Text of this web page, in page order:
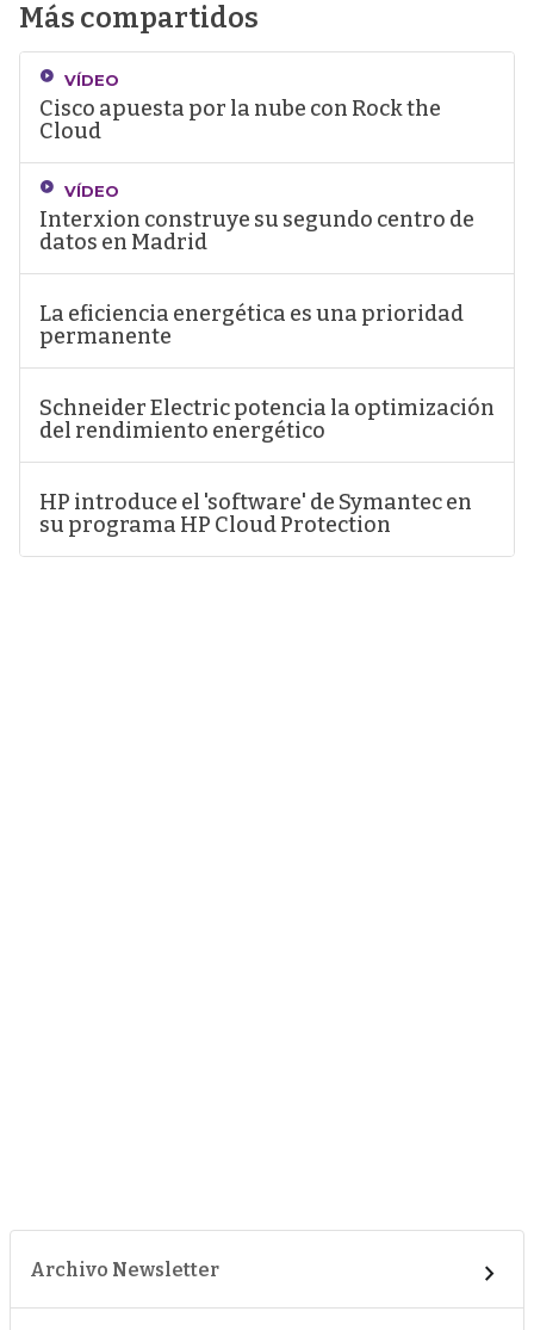
Más compartidos
VÍDEO
Cisco apuesta por la nube con Rock the
Cloud
VÍDEO
Interxion construye su segundo centro de
datos en Madrid
La eficiencia energética es una prioridad
permanente
Schneider Electric potencia la optimización
del rendimiento energético
HP introduce el 'software' de Symantec en
su programa HP Cloud Protection
Archivo Newsletter